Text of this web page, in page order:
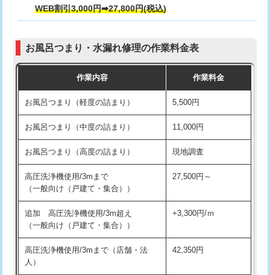
交換・取付（タンク）
交換・取付（普通便座） 11,000円+材料費
交換・取付（温水洗浄便座） 16,500円+材料費
交換・取付(単水栓（壁付・デッキ
式）)
13,200円+材料費
交換・取付(混合水栓（壁付・デッキ
式・ワンホール）)
16,500円+材料費
交換・取付(排水栓・排水トラップ
（P/S/ポップアップ））
22,000円+材料費
交換・取付（その他部品） 11,000円+材料費
持込商品取付（単水栓） 13,200円
持込商品取付（混合水栓）
WEB割引3,000円➡27,800円(税込)
お風呂つまり・水漏れ修理の作業料金表
作業内容 作業料金
お風呂つまり（軽度の詰まり） 5,500円
お風呂つまり（中度の詰まり） 11,000円
お風呂つまり（高度の詰まり） 現地調査
高圧洗浄機使用/3mまで
（一般向け（戸建て・集合））
27,500円～
追加 高圧洗浄機使用/3m超え
（一般向け（戸建て・集合））
+3,300円/ｍ
高圧洗浄機使用/3mまで（店舗・法
人）
42,350円